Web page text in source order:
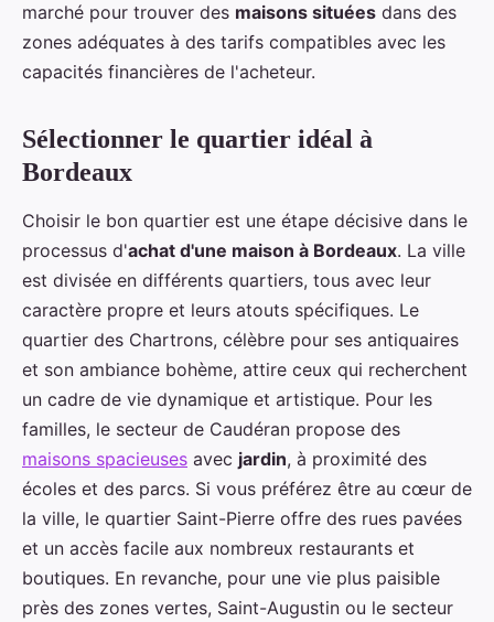
marché pour trouver des maisons situées dans des
zones adéquates à des tarifs compatibles avec les
capacités financières de l'acheteur.
Sélectionner le quartier idéal à
Bordeaux
Choisir le bon quartier est une étape décisive dans le
processus d'achat d'une maison à Bordeaux. La ville
est divisée en différents quartiers, tous avec leur
caractère propre et leurs atouts spécifiques. Le
quartier des Chartrons, célèbre pour ses antiquaires
et son ambiance bohème, attire ceux qui recherchent
un cadre de vie dynamique et artistique. Pour les
familles, le secteur de Caudéran propose des
maisons spacieuses avec jardin, à proximité des
écoles et des parcs. Si vous préférez être au cœur de
la ville, le quartier Saint-Pierre offre des rues pavées
et un accès facile aux nombreux restaurants et
boutiques. En revanche, pour une vie plus paisible
près des zones vertes, Saint-Augustin ou le secteur